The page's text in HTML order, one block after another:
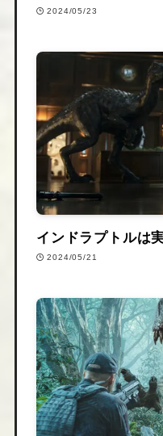
2024/05/23
インドラプトルは
2024/05/21